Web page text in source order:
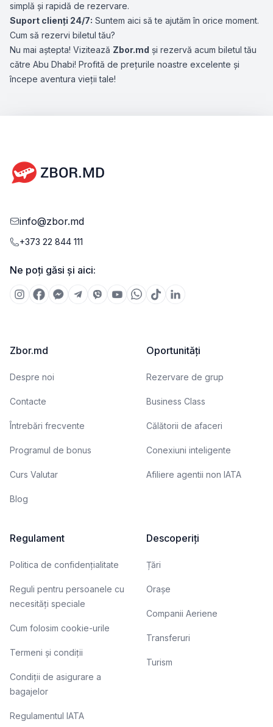
simplă și rapidă de rezervare.
Suport clienți 24/7: Suntem aici să te ajutăm în orice moment.
Cum să rezervi biletul tău?
Nu mai aștepta! Vizitează Zbor.md și rezervă acum biletul tău
către Abu Dhabi! Profită de prețurile noastre excelente și
începe aventura vieții tale!
info@zbor.md
+373 22 844 111
Ne poți găsi și aici:
Zbor.md
Despre noi
Contacte
Întrebări frecvente
Programul de bonus
Curs Valutar
Blog
Oportunități
Rezervare de grup
Business Class
Călătorii de afaceri
Conexiuni inteligente
Afiliere agentii non IATA
Regulament
Politica de confidențialitate
Reguli pentru persoanele cu
necesități speciale
Cum folosim cookie-urile
Termeni și condiții
Condiții de asigurare a
bagajelor
Regulamentul IATA
Descoperiți
Țări
Orașe
Companii Aeriene
Transferuri
Turism